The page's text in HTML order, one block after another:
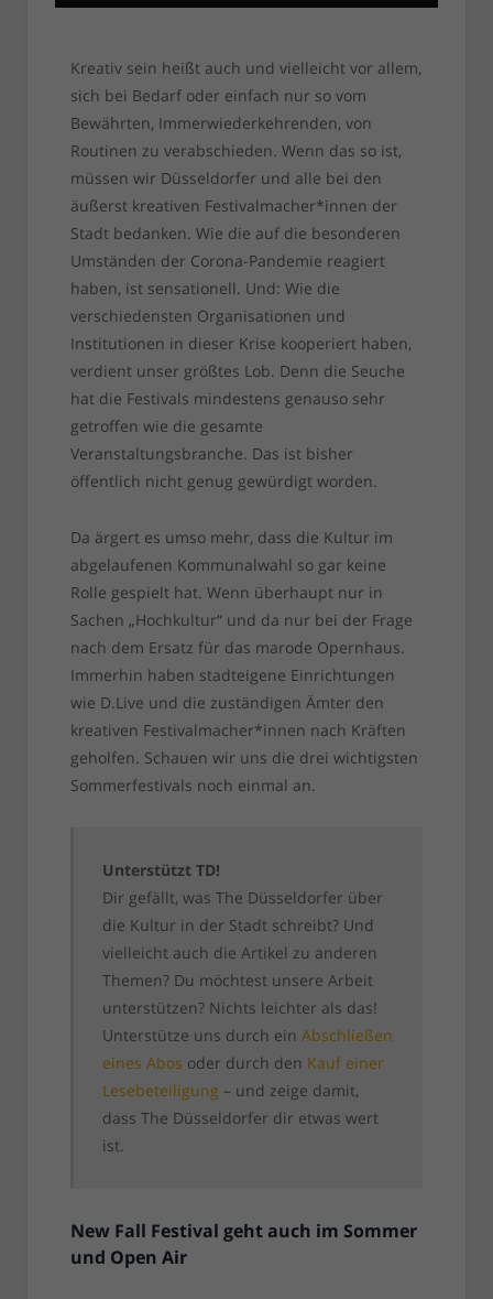
Kreativ sein heißt auch und vielleicht vor allem,
sich bei Bedarf oder einfach nur so vom
Bewährten, Immerwiederkehrenden, von
Routinen zu verabschieden. Wenn das so ist,
müssen wir Düsseldorfer und alle bei den
äußerst kreativen Festivalmacher*innen der
Stadt bedanken. Wie die auf die besonderen
Umständen der Corona-Pandemie reagiert
haben, ist sensationell. Und: Wie die
verschiedensten Organisationen und
Institutionen in dieser Krise kooperiert haben,
verdient unser größtes Lob. Denn die Seuche
hat die Festivals mindestens genauso sehr
getroffen wie die gesamte
Veranstaltungsbranche. Das ist bisher
öffentlich nicht genug gewürdigt worden.
Da ärgert es umso mehr, dass die Kultur im
abgelaufenen Kommunalwahl so gar keine
Rolle gespielt hat. Wenn überhaupt nur in
Sachen „Hochkultur“ und da nur bei der Frage
nach dem Ersatz für das marode Opernhaus.
Immerhin haben stadteigene Einrichtungen
wie D.Live und die zuständigen Ämter den
kreativen Festivalmacher*innen nach Kräften
geholfen. Schauen wir uns die drei wichtigsten
Sommerfestivals noch einmal an.
Unterstützt TD!
Dir gefällt, was The Düsseldorfer über
die Kultur in der Stadt schreibt? Und
vielleicht auch die Artikel zu anderen
Themen? Du möchtest unsere Arbeit
unterstützen? Nichts leichter als das!
Unterstütze uns durch ein Abschließen
eines Abos oder durch den Kauf einer
Lesebeteiligung – und zeige damit,
dass The Düsseldorfer dir etwas wert
ist.
New Fall Festival geht auch im Sommer
und Open Air